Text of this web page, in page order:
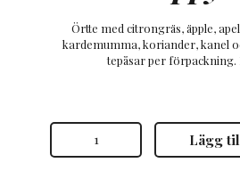
Örtte med citrongräs, äpple,
kardemumma, koriander, kanel
tepåsar per förpackning.
English
Shop,
Lägg